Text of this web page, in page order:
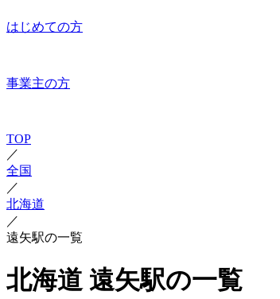
はじめての方
事業主の方
TOP
／
全国
／
北海道
／
遠矢駅の一覧
北海道 遠矢駅の一覧